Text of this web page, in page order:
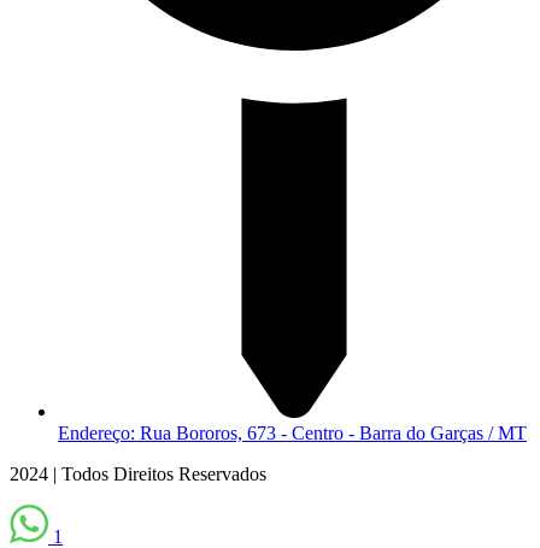
Endereço: Rua Bororos, 673 - Centro - Barra do Garças / MT
2024 | Todos Direitos Reservados
1